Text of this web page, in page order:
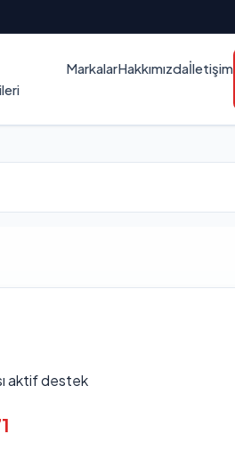
MarkalarHakkımızdaİletişim
aktif destek